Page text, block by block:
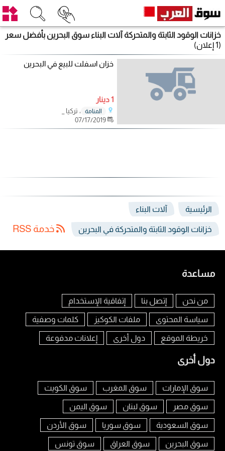
خزانات الوقود الثابتة والمتحركة آلات البناء سوق البحرين بأفضل سعر
(1 إعلان)
خزان اسفلت للبيع في البحرين
1 دينار
المنامة
، تركيا _
07/17/2019
الرئيسية آلات البناء
خزانات الوقود الثابتة والمتحركة في البحرين خدمة RSS
مساعدة
من نحن إتصل بنا إتفاقية الإستخدام
سياسة المحتوى ملفات الكوكيز كلمات وصفية
خريطة الموقع دول أخرى إعلانات مدفوعة
دول أخرى
سوق الإمارات سوق المغرب سوق الكويت
سوق مصر سوق لبنان سوق اليمن
سوق السعودية سوق سوريا سوق الأردن
سوق البحرين سوق العراق سوق تونس